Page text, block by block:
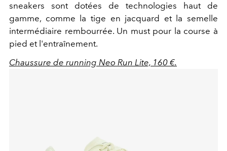
sneakers sont dotées de technologies haut de
gamme, comme la tige en jacquard et la semelle
intermédiaire rembourrée. Un must pour la course à
pied et l'entraînement.
Chaussure de running Neo Run Lite, 160 €.